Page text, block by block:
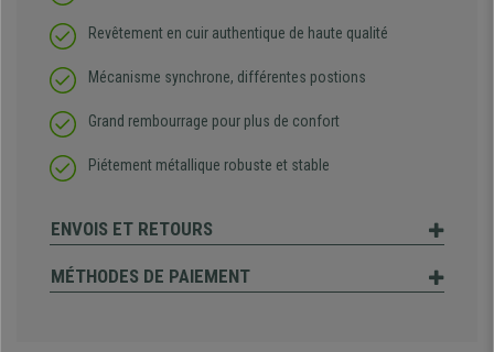
Revêtement en cuir authentique de haute qualité
Mécanisme synchrone, différentes postions
Grand rembourrage pour plus de confort
Piétement métallique robuste et stable
ENVOIS ET RETOURS
MÉTHODES DE PAIEMENT